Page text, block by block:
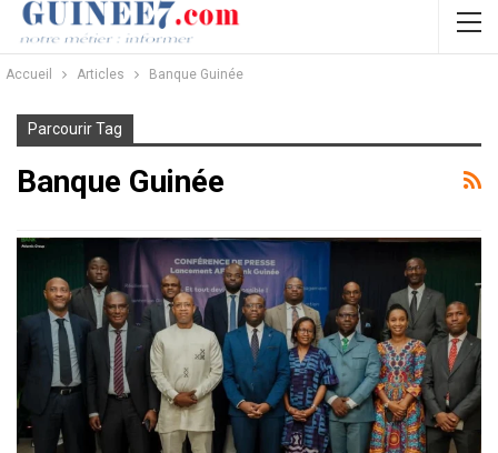
Accueil Articles Banque Guinée
Parcourir Tag
Banque Guinée